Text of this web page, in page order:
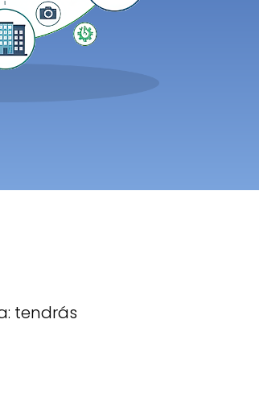
tendrás